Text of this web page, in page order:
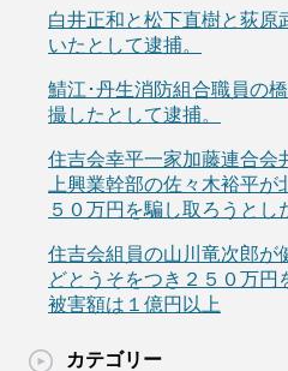
白井正和と松下直樹と荻原
いたとして逮捕。
鯖江･丹生消防組合職員の
撮したとして逮捕。
住吉会幸平一家加藤連合会
上興業幹部の佐々木裕平が
５０万円を騙し取ろうとし
住吉会組員の山川竜次郎が
どとうそをつき２５０万円
被害額は１億円以上
カテゴリー